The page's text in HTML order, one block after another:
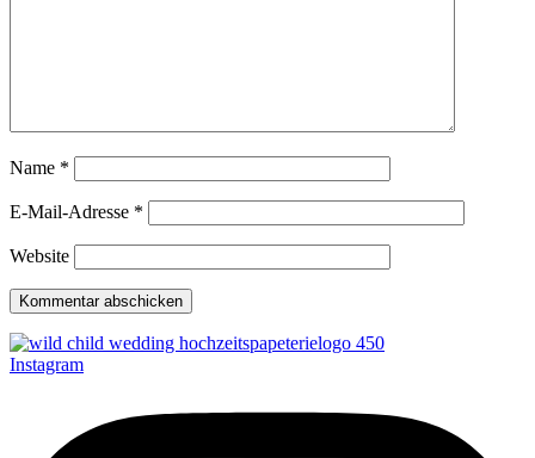
Name *
E-Mail-Adresse *
Website
Instagram